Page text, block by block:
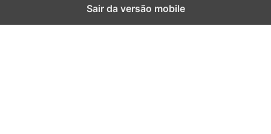
Sair da versão mobile